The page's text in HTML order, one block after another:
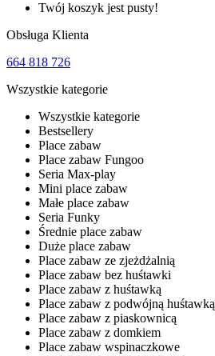
Twój koszyk jest pusty!
Obsługa Klienta
664 818 726
Wszystkie kategorie
Wszystkie kategorie
Bestsellery
Place zabaw
Place zabaw Fungoo
Seria Max-play
Mini place zabaw
Małe place zabaw
Seria Funky
Średnie place zabaw
Duże place zabaw
Place zabaw ze zjeżdżalnią
Place zabaw bez huśtawki
Place zabaw z huśtawką
Place zabaw z podwójną huśtawką
Place zabaw z piaskownicą
Place zabaw z domkiem
Place zabaw wspinaczkowe